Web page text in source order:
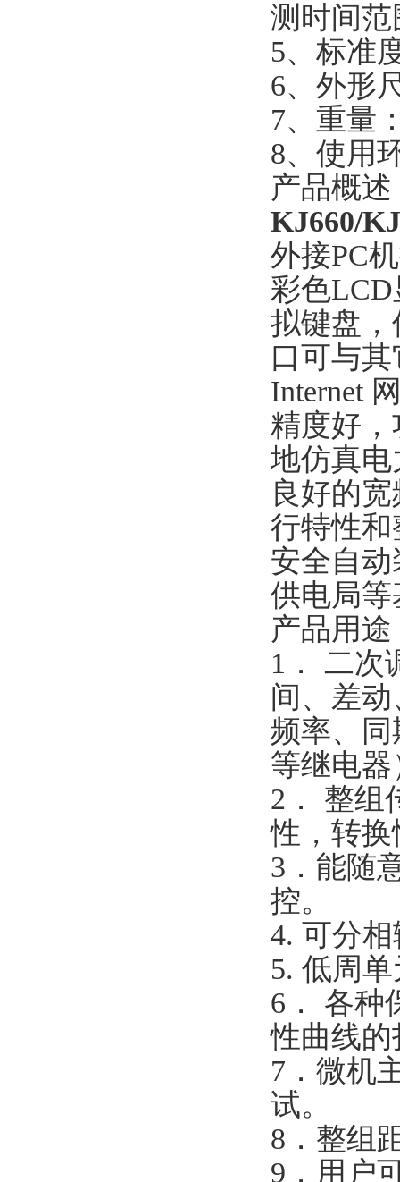
测时间
5、标准
6、外形
7、重量
8、使用
产品概述
KJ660/
外接PC
彩色
拟键盘
口可与
Internet
精度好
地仿真
良好的
行特性
安全自
供电局等
产品用途
1． 二次
间、差
频率、
等继电器
2． 整组
性，转
3．能随
控。
4. 可分
5. 低周
6． 各种
性曲线的
7．微机
试。
8．整组
9．用户